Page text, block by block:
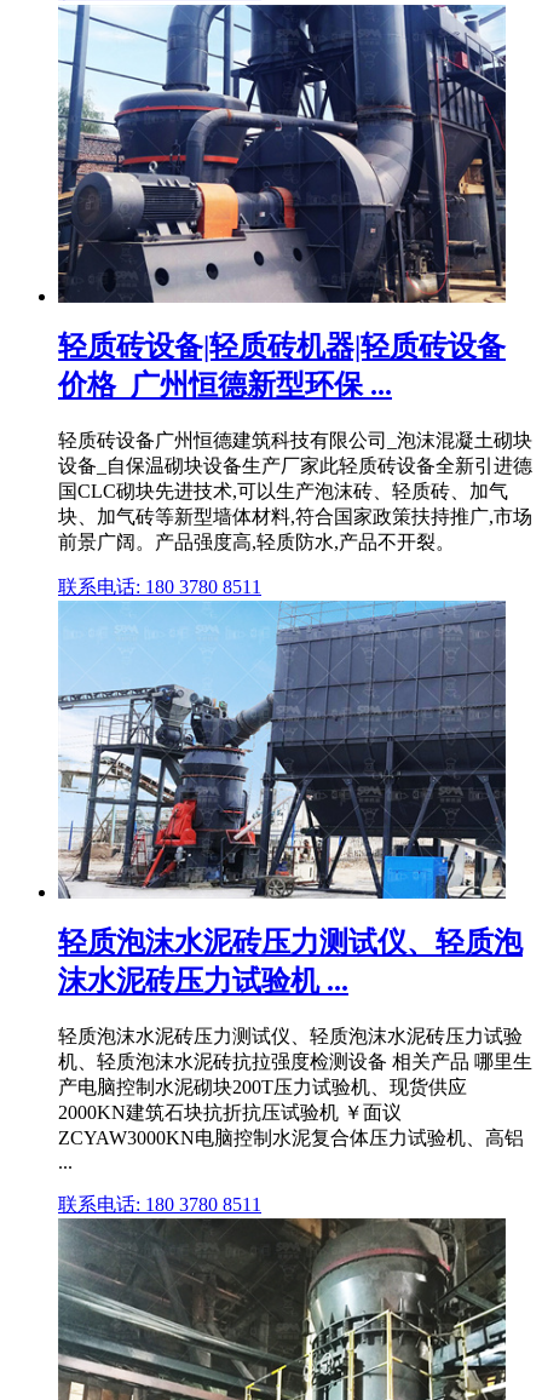
轻质砖设备|轻质砖机器|轻质砖设备
价格_广州恒德新型环保 ...
轻质砖设备广州恒德建筑科技有限公司_泡沫混凝土砌块
设备_自保温砌块设备生产厂家此轻质砖设备全新引进德
国CLC砌块先进技术,可以生产泡沫砖、轻质砖、加气
块、加气砖等新型墙体材料,符合国家政策扶持推广,市场
前景广阔。产品强度高,轻质防水,产品不开裂。
联系电话: 180 3780 8511
轻质泡沫水泥砖压力测试仪、轻质泡
沫水泥砖压力试验机 ...
轻质泡沫水泥砖压力测试仪、轻质泡沫水泥砖压力试验
机、轻质泡沫水泥砖抗拉强度检测设备 相关产品 哪里生
产电脑控制水泥砌块200T压力试验机、现货供应
2000KN建筑石块抗折抗压试验机 ￥面议
ZCYAW3000KN电脑控制水泥复合体压力试验机、高铝
...
联系电话: 180 3780 8511